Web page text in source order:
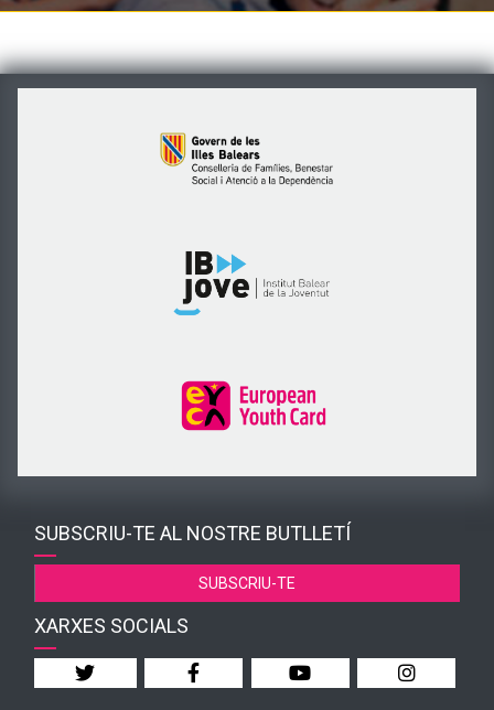
SUBSCRIU-TE AL NOSTRE BUTLLETÍ
SUBSCRIU-TE
XARXES SOCIALS